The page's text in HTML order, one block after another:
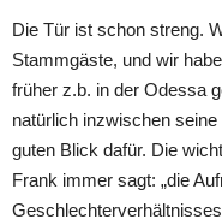
Die Tür ist schon streng.
Stammgäste, und wir
früher z.b. in der Odessa
natürlich inzwischen
guten Blick dafür. Die
Frank immer sagt: „die